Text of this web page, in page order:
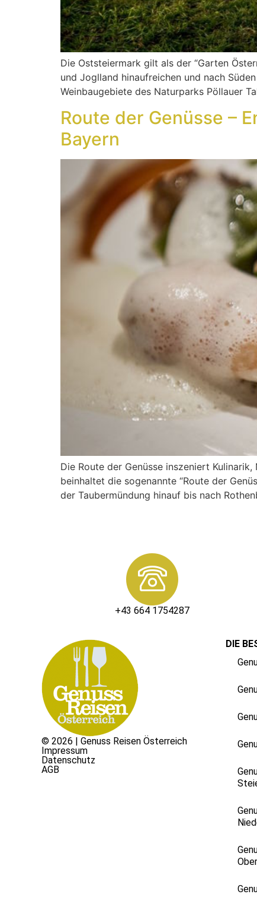
Die Oststeiermark gilt als der “Garten
und Joglland hinaufreichen und nach
Weinbaugebiete des Naturparks Pöllauer
Route der Genüsse –
Bayern
Die Route der Genüsse inszeniert
beinhaltet die sogenannte “Route der
der Taubermündung hinauf bis nach
+43 664 1754287
© 2026 | Genuss Reisen Österreich
Impressum
Datenschutz
AGB
DIE